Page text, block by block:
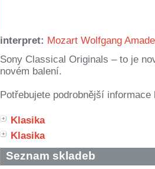
interpret: Mozart Wolfgang
Sony Classical Originals – to je
novém balení.
Potřebujete podrobnější
Klasika
Klasika
Seznam skladeb